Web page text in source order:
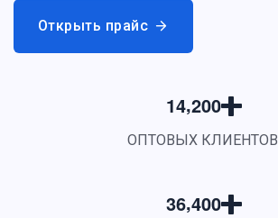
Открыть прайс
14,200
ОПТОВЫХ КЛИЕНТОВ
36,400